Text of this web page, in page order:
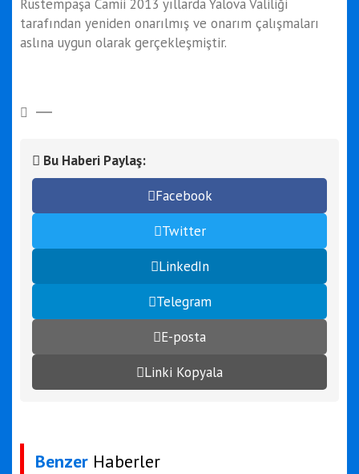
Rüstempaşa Camii 2013 yıllarda Yalova Valiliği
tarafından yeniden onarılmış ve onarım çalışmaları
aslına uygun olarak gerçekleşmiştir.
Bu Haberi Paylaş:
Facebook
Twitter
LinkedIn
Telegram
E-posta
Linki Kopyala
Benzer Haberler